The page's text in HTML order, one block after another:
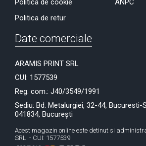
Politica de cookie
Politica de retur
ANPC
Date comerciale
ARAMIS PRINT SRL
CUI: 1577539
Reg. com.: J40/3549/1991
Sediu: Bd. Metalurgiei, 32-44, Bucuresti-
041834, București
Acest magazin online este detinut si
SRL. - CUI: 1577539